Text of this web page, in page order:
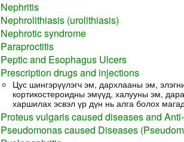
Nephritis
Nephrolithiasis (urolithiasis)
Nephrotic syndrome
Paraproctitis
Peptic and Esophagus Ulcers
Prescription drugs and injections
Цус шингэрүүлэгч эм, дархлааны эм,
кортикостероидны эмүүд, халууны эм,
харшилах эсвэл үр дүн нь алга болох
Proteus vulgaris caused diseases and
Pseudomonas caused Diseases